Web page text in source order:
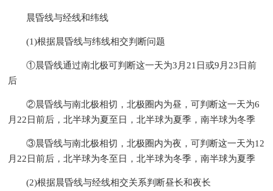
晨昏线与经线和纬线
(1)根据晨昏线与纬线相交判断问题
①晨昏线通过南北极可判断这一天为3月21日或9月23日前
后
②晨昏线与南北极相切，北极圈内为昼，可判断这一天为6
月22日前后，北半球为夏至日，北半球为夏季，南半球为冬季
③晨昏线与南北极相切，北极圈内为夜，可判断这一天为12
月22日前后，北半球为冬至日，北半球为冬季，南半球为夏季
(2)根据晨昏线与经线相交关系判断昼长和夜长